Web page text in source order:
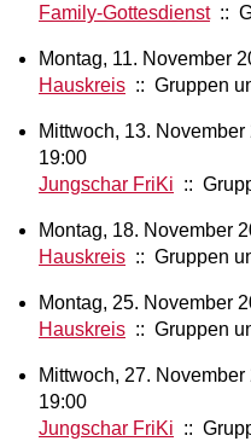
Family-Gottesdienst::
Montag, 11. November
Hauskreis :: Gruppen
Mittwoch, 13.
19:00
Jungschar FriKi ::
Montag, 18. November
Hauskreis :: Gruppen
Montag, 25. November
Hauskreis :: Gruppen
Mittwoch, 27.
19:00
Jungschar FriKi ::